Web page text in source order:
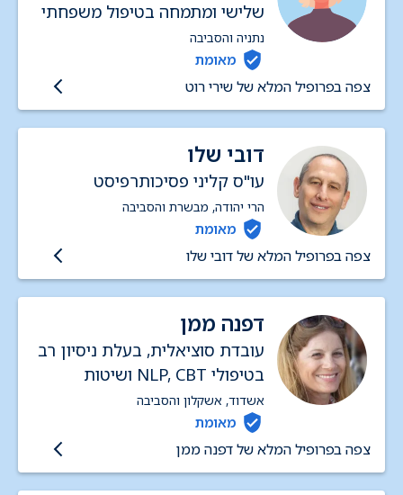
שלישי ומתמחה בטיפול משפחתי
וזוגי
נתניה והסביבה
מאומת
צפה בפרופיל המלא של שירי רוט
דובי שלו
עו"ס קליני פסיכותרפיסט
הרי יהודה, מבשרת והסביבה
מאומת
צפה בפרופיל המלא של דובי שלו
דפנה ממן
עובדת סוציאלית, בעלת ניסיון רב
בטיפולי NLP, CBT ושיטות
גופנפש - SE, EFT למבוגרים בלבד
בקליניקה פרטית באשקלון.
מאמינה שבאנו לכאן כדי לחיות
חיים טובים וצריך להפוך כל אבן
אשדוד, אשקלון והסביבה
מאומת
צפה בפרופיל המלא של דפנה ממן